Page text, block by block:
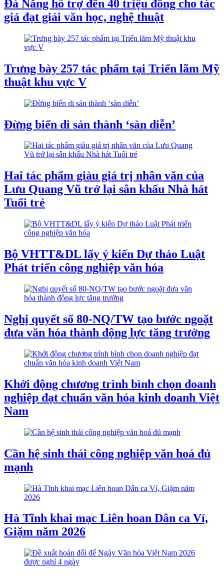
Đà Nẵng hỗ trợ đến 40 triệu đồng cho tác
giả đạt giải văn học, nghệ thuật
Trưng bày 257 tác phẩm tại Triển lãm Mỹ
thuật khu vực V
Đừng biến di sản thành ‘sàn diễn’
Hai tác phẩm giàu giá trị nhân văn của
Lưu Quang Vũ trở lại sân khấu Nhà hát
Tuổi trẻ
Bộ VHTT&DL lấy ý kiến Dự thảo Luật
Phát triển công nghiệp văn hóa
Nghị quyết số 80-NQ/TW tạo bước ngoặt
đưa văn hóa thành động lực tăng trưởng
Khởi động chương trình bình chọn doanh
nghiệp đạt chuẩn văn hóa kinh doanh Việt
Nam
Cần hệ sinh thái công nghiệp văn hoá đủ
mạnh
Hà Tĩnh khai mạc Liên hoan Dân ca Ví,
Giặm năm 2026